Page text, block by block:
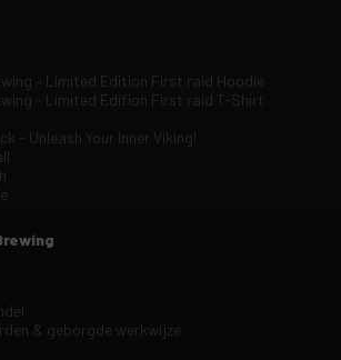
– Limited Edition First raid Hoodie
- Limited Edition First raid T-Shirt
- Unleash Your Inner Viking!
& geborgde werkwijze